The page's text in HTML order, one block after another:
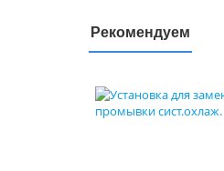
Рекомендуем